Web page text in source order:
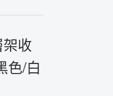
收
色/白